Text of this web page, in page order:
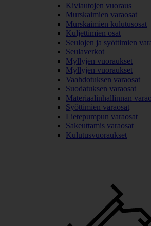
Kiviautojen vuoraus
Murskaimien varaosat
Murskaimien kulutusosat
Kuljettimien osat
Seulojen ja syöttimien
Seulaverkot
Myllyjen vuoraukset
Myllyjen vuoraukset
Vaahdotuksen varaosat
Suodatuksen varaosat
Materiaalinhallinnan
Syöttimien varaosat
Lietepumpun varaosat
Sakeuttamis varaosat
Kulutusvuoraukset